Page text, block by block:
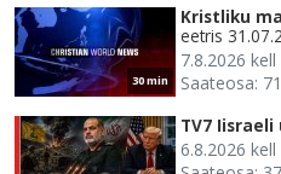
30 min
Kristliku
eetris
7.8.2026 kell
Saateosa:
TV7 Iisraeli
6.8.2026 kell